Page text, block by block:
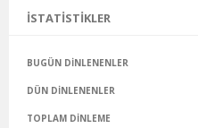
İSTATISTIKLER
BUGÜN DINLENENLER
DÜN DINLENENLER
TOPLAM DINLEME